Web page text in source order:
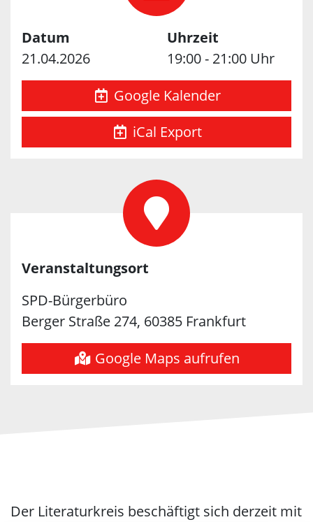
Datum
21.04.2026
Uhrzeit
19:00 - 21:00 Uhr
Google Kalender
iCal Export
Veranstaltungsort
SPD-Bürgerbüro
Berger Straße 274, 60385 Frankfurt
Google Maps aufrufen
Der Literaturkreis beschäftigt sich derzeit mit